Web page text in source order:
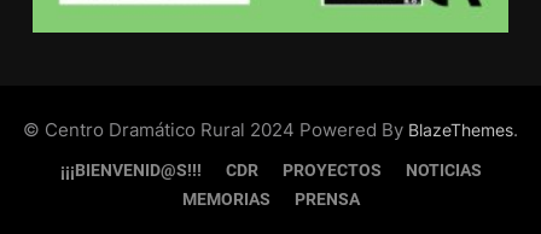
© Centro Dramático Rural 2024 Powered By BlazeThemes.
¡¡¡BIENVENID@S!!! CDR PROYECTOS
NOTICIAS
MEMORIAS
PRENSA